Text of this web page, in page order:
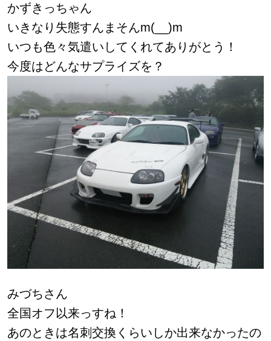
かずきっちゃん
いきなり失態すんまそんm(__)m
いつも色々気遣いしてくれてありがとう！
今度はどんなサプライズを？
みづちさん
全国オフ以来っすね！
あのときは名刺交換くらいしか出来なかったの